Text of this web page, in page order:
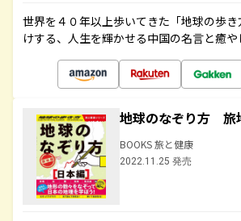
世界を４０年以上歩いてきた「地球の歩
けする、人生を輝かせる中国の名言と癒
地球のなぞり方
BOOKS 旅と健康
2022.11.25 発売